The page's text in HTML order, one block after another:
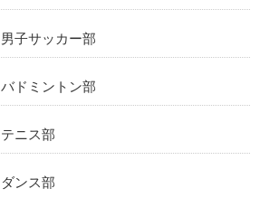
男子サッカー部
バドミントン部
テニス部
ダンス部